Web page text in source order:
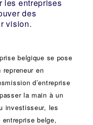
les entreprises
des
vision.
belgique se pose
repreneur en
d’entreprise
la main à un
investisseur, les
entreprise belge,